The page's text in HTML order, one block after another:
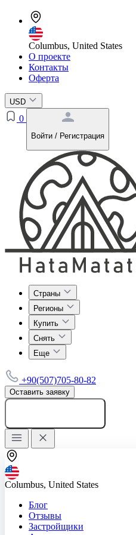
Columbus, United States
О проекте
Контакты
Оферта
USD
0
Войти / Регистрация
Страны
Регионы
Купить
Снять
Еще
+90(507)705-80-82
Оставить заявку
Columbus, United States
Блог
Отзывы
Застройщики